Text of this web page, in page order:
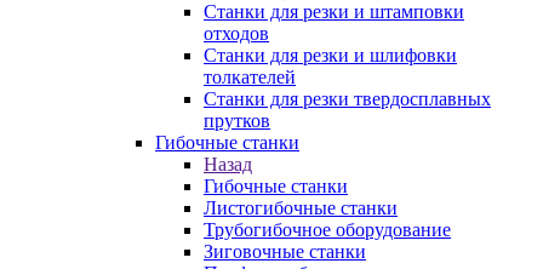
Станки для резки и штамповки
отходов
Станки для резки и шлифовки
толкателей
Станки для резки твердосплавных
прутков
Гибочные станки
Назад
Гибочные станки
Листогибочные станки
Трубогибочное оборудование
Зиговочные станки